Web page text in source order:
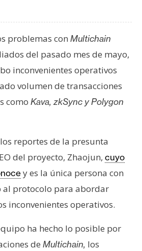
problemas con Multichain
del pasado mes de mayo,
inconvenientes operativos
volumen de transacciones
como Kava, zkSync y Polygon
reportes de la presunta
del proyecto, Zhaojun, cuyo
y es la única persona con
al protocolo para abordar
inconvenientes operativos.
ha hecho lo posible por
de Multichain, los